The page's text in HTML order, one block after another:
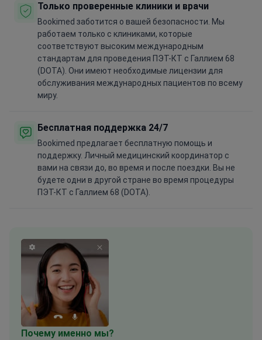
Только проверенные клиники и врачи
Bookimed заботится о вашей безопасности. Мы
работаем только с клиниками, которые
соответствуют высоким международным
стандартам для проведения ПЭТ-КТ с Галлием 68
(DOTA). Они имеют необходимые лицензии для
обслуживания международных пациентов по всему
миру.
Бесплатная поддержка 24/7
Bookimed предлагает бесплатную помощь и
поддержку. Личный медицинский координатор с
вами на связи до, во время и после поездки. Вы не
будете одни в другой стране во время процедуры
ПЭТ-КТ с Галлием 68 (DOTA).
Почему именно мы?